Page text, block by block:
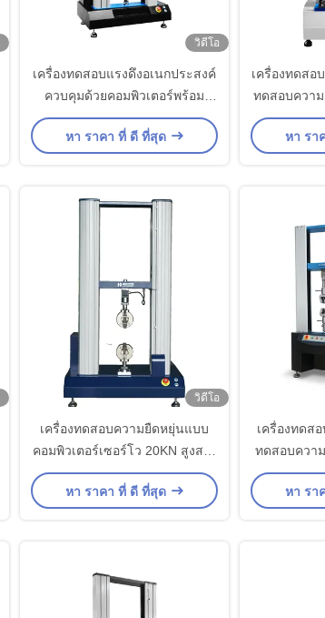
วิดีโอ
เครื่องทดสอบแรงดึงอเนกประสงค์
ควบคุมด้วยคอมพิวเตอร์พร้อม
เซ็นเซอร์โหลดเซลล์ Celtron
หา ราคา ที่ ดี ที่สุด
เครื่องทดสอ
ทดสอบควา
เพื่อทดสอบ
หา รา
วิดีโอ
เครื่องทดสอบความยืดหยุ่นแบบ
คอมพิวเตอร์เซอร์โว 20KN สูงสอง
เสา / เครื่องทดสอบทั่วไป
หา ราคา ที่ ดี ที่สุด
เครื่องทดส
ทดสอบควา
หา รา